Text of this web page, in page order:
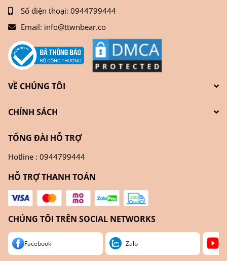
Số điện thoại: 0944799444
Email: info@ttwnbear.co
VỀ CHÚNG TÔI
CHÍNH SÁCH
TỔNG ĐÀI HỖ TRỢ
Hotline : 0944799444
HỖ TRỢ THANH TOÁN
CHÚNG TÔI TRÊN SOCIAL NETWORKS
Facebook Zalo